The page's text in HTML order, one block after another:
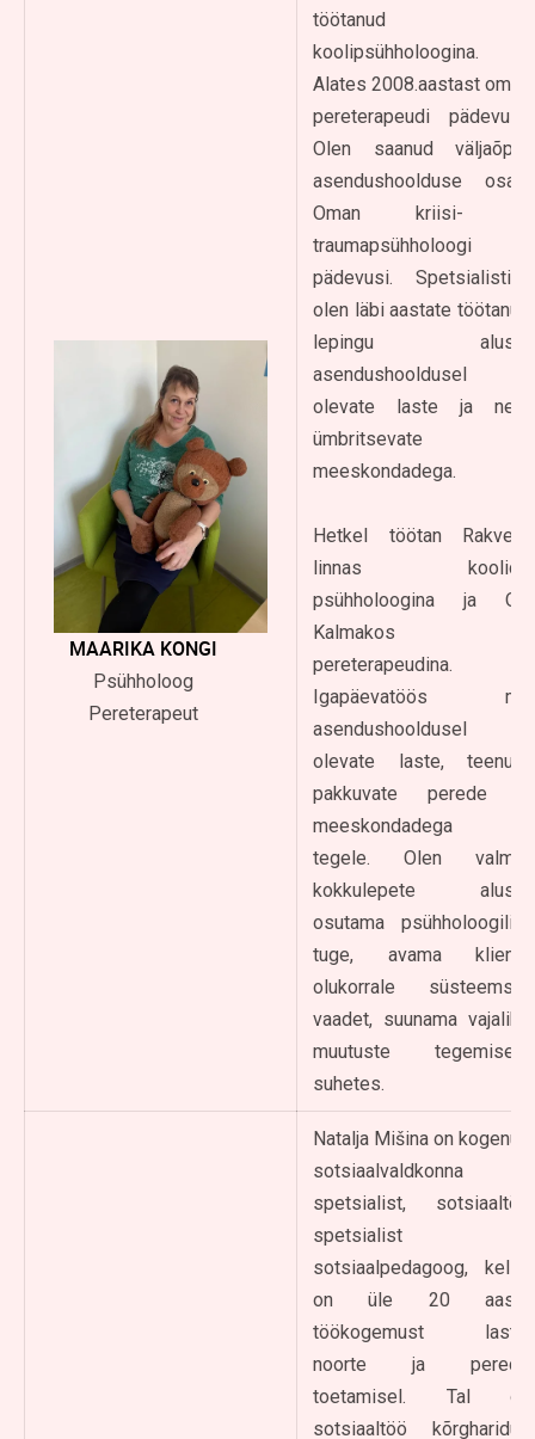
MAARIKA KONGI
Psühholoog
Pereterapeut
töötanud
koolipsühholoogina.
Alates 2008.aastast oman
pereterapeudi pädevust.
Olen saanud väljaõpet
asendushoolduse osas.
Oman kriisi- ja
traumapsühholoogi
pädevusi. Spetsialistina
olen läbi aastate töötanud
lepingu alusel
asendushooldusel
olevate laste ja neid
ümbritsevate
meeskondadega.
Hetkel töötan Rakvere
linnas koolide
psühholoogina ja OÜ
Kalmakos
pereterapeudina.
Igapäevatöös ma
asendushooldusel
olevate laste, teenust
pakkuvate perede ja
meeskondadega ei
tegele. Olen valmis
kokkulepete alusel
osutama psühholoogilist
tuge, avama kliendi
olukorrale süsteemset
vaadet, suunama vajalike
muutuste tegemisele
suhetes.
Natalja Mišina on kogenud
sotsiaalvaldkonna
spetsialist, sotsiaaltöö
spetsialist ja
sotsiaalpedagoog, kellel
on üle 20 aasta
töökogemust laste,
noorte ja perede
toetamisel. Tal on
sotsiaaltöö kõrgharidus